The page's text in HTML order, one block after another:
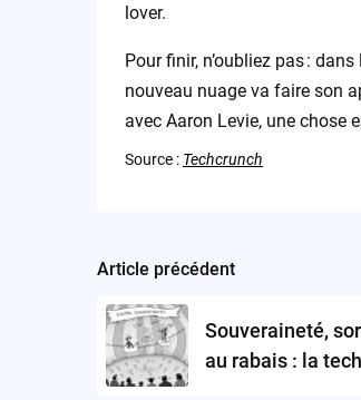
lover.
Pour finir, n’oubliez pas :
nouveau nuage va faire son
avec Aaron Levie, une chose
Source : Techcrunch
Post
navigation
Article précédent
Souveraineté,
au rabais : la